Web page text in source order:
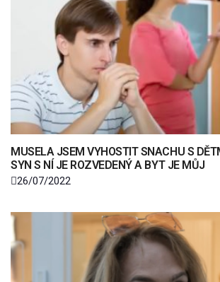
MUSELA JSEM VYHOSTIT SNACHU S
SYN S NÍ JE ROZVEDENÝ A BYT JE MŮJ
26/07/2022